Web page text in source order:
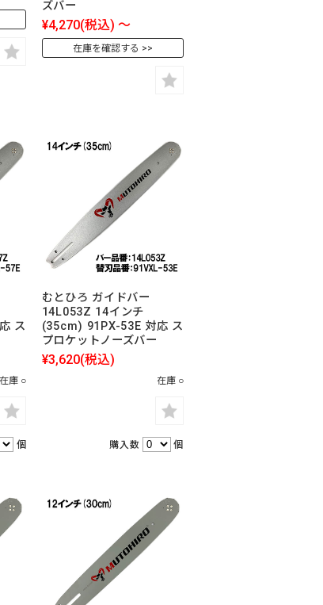
ズバー
¥4,270(税込) ～
在庫を確認する
ス
在庫 ○
個
むとひろ ガイドバー
14L053Z 14インチ
(35cm) 91PX-53E 対応 ス
プロケットノーズバー
¥3,620(税込)
在庫 ○
購入数 個